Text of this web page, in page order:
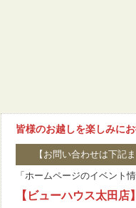
皆様のお越しを楽しみに
【お問い合わせは下記
「ホームページのイベント
【ビューハウス太田